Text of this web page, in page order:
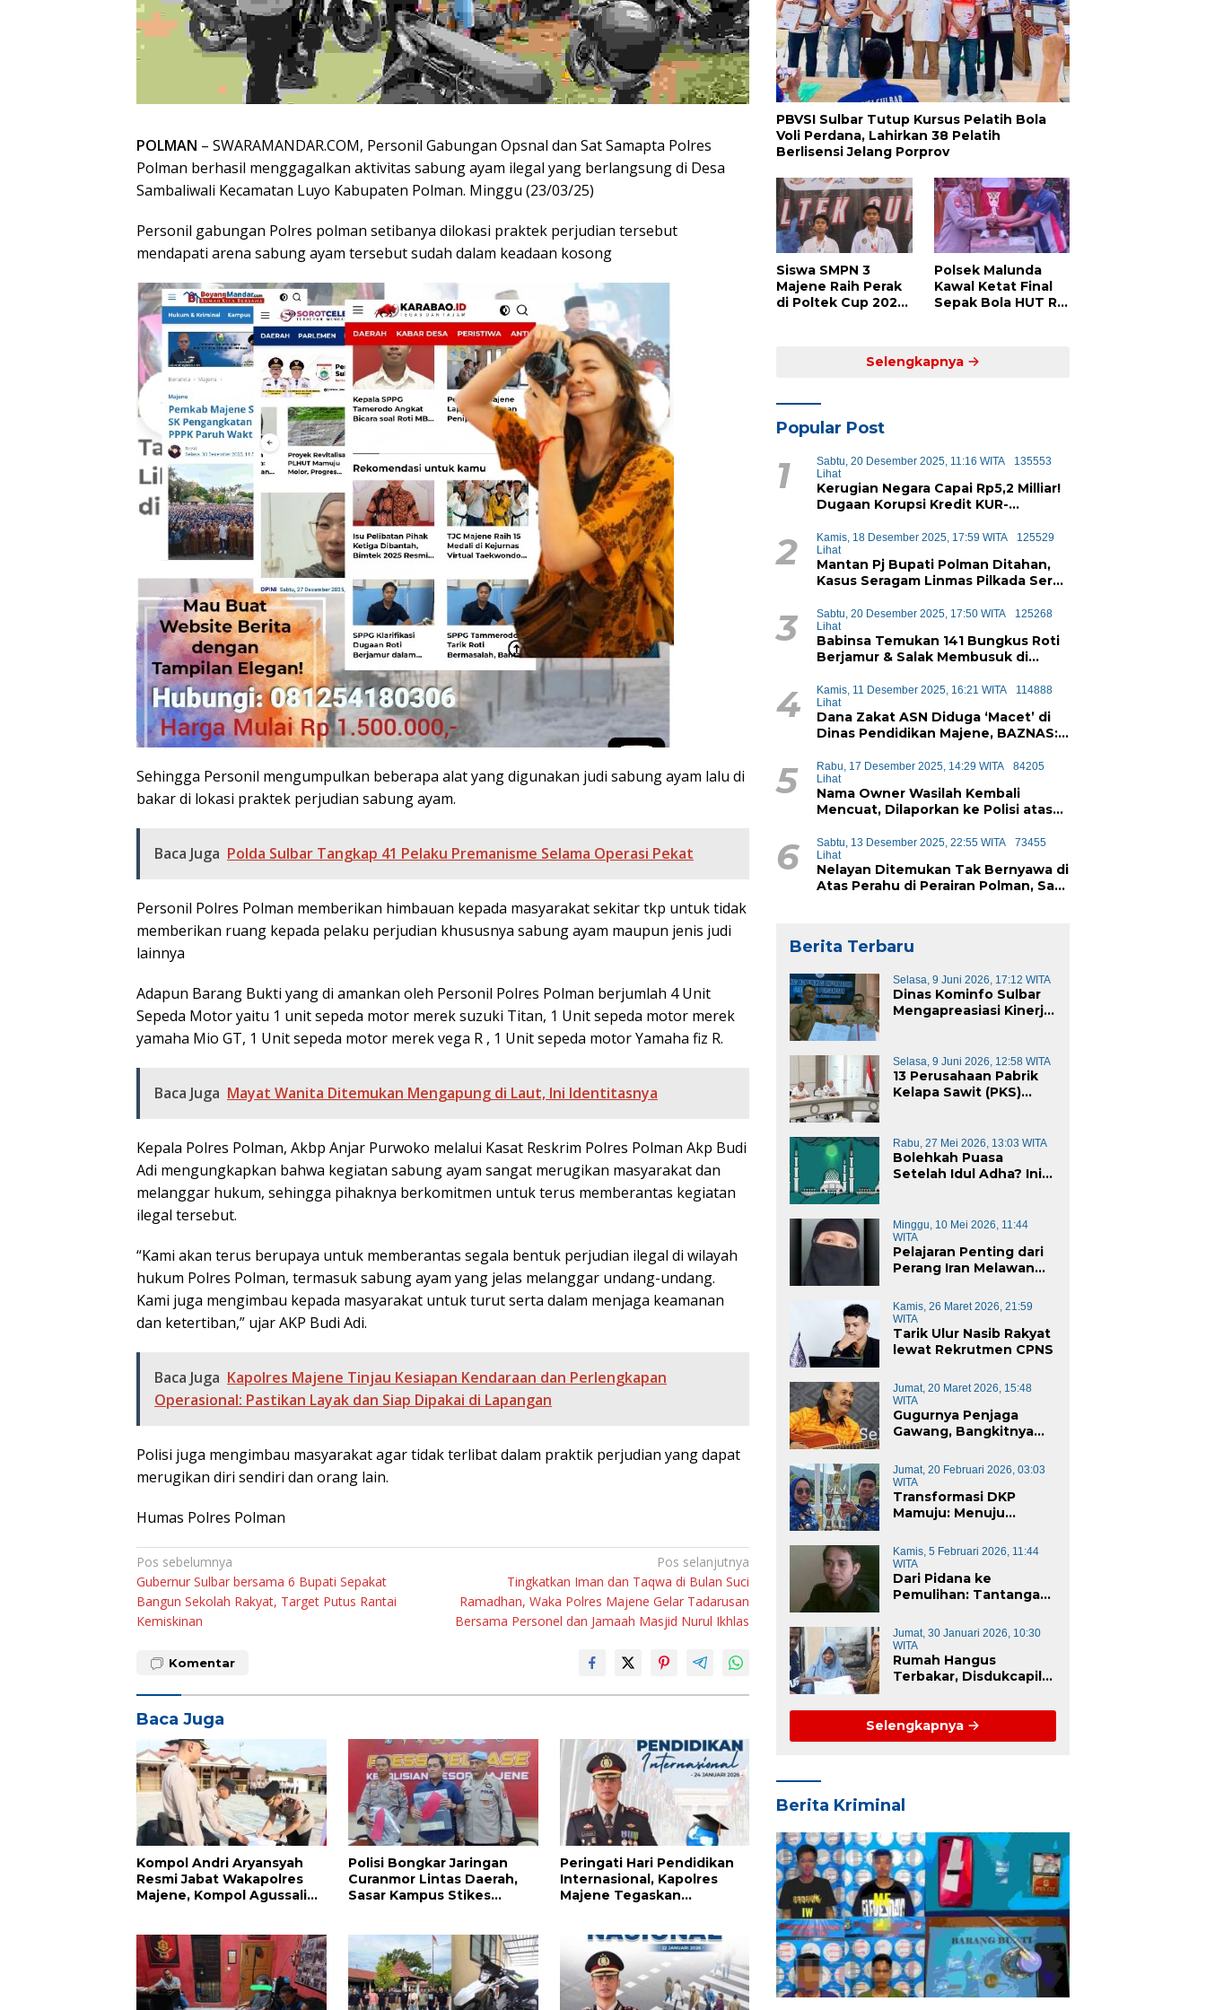
POLMAN – SWARAMANDAR.COM, Personil Gabungan Opsnal dan Sat Samapta Polres
Polman berhasil menggagalkan aktivitas sabung ayam ilegal yang berlangsung di Desa
Sambaliwali Kecamatan Luyo Kabupaten Polman. Minggu (23/03/25)
Personil gabungan Polres polman setibanya dilokasi praktek perjudian tersebut
mendapati arena sabung ayam tersebut sudah dalam keadaan kosong
Sehingga Personil mengumpulkan beberapa alat yang digunakan judi sabung ayam lalu di
bakar di lokasi praktek perjudian sabung ayam.
Baca Juga Polda Sulbar Tangkap 41 Pelaku Premanisme Selama Operasi Pekat
Personil Polres Polman memberikan himbauan kepada masyarakat sekitar tkp untuk tidak
memberikan ruang kepada pelaku perjudian khususnya sabung ayam maupun jenis judi
lainnya
Adapun Barang Bukti yang di amankan oleh Personil Polres Polman berjumlah 4 Unit
Sepeda Motor yaitu 1 unit sepeda motor merek suzuki Titan, 1 Unit sepeda motor merek
yamaha Mio GT, 1 Unit sepeda motor merek vega R , 1 Unit sepeda motor Yamaha fiz R.
Baca Juga Mayat Wanita Ditemukan Mengapung di Laut, Ini Identitasnya
Kepala Polres Polman, Akbp Anjar Purwoko melalui Kasat Reskrim Polres Polman Akp Budi
Adi mengungkapkan bahwa kegiatan sabung ayam sangat merugikan masyarakat dan
melanggar hukum, sehingga pihaknya berkomitmen untuk terus memberantas kegiatan
ilegal tersebut.
“Kami akan terus berupaya untuk memberantas segala bentuk perjudian ilegal di wilayah
hukum Polres Polman, termasuk sabung ayam yang jelas melanggar undang-undang.
Kami juga mengimbau kepada masyarakat untuk turut serta dalam menjaga keamanan
dan ketertiban,” ujar AKP Budi Adi.
Baca Juga Kapolres Majene Tinjau Kesiapan Kendaraan dan Perlengkapan
Operasional: Pastikan Layak dan Siap Dipakai di Lapangan
Polisi juga mengimbau masyarakat agar tidak terlibat dalam praktik perjudian yang dapat
merugikan diri sendiri dan orang lain.
Humas Polres Polman
Navigasi
pos
Pos sebelumnya
Gubernur Sulbar bersama 6 Bupati Sepakat
Bangun Sekolah Rakyat, Target Putus Rantai
Kemiskinan
Pos selanjutnya
Tingkatkan Iman dan Taqwa di Bulan Suci
Ramadhan, Waka Polres Majene Gelar Tadarusan
Bersama Personel dan Jamaah Masjid Nurul Ikhlas
Komentar
Baca Juga
Kompol Andri Aryansyah
Resmi Jabat Wakapolres
Majene, Kompol Agussalim
Polisi Bongkar Jaringan
Curanmor Lintas Daerah,
Sasar Kampus Stikes
Peringati Hari Pendidikan
Internasional, Kapolres
Majene Tegaskan
PBVSI Sulbar Tutup Kursus Pelatih Bola
Voli Perdana, Lahirkan 38 Pelatih
Berlisensi Jelang Porprov
Siswa SMPN 3
Majene Raih Perak
di Poltek Cup 2025,
Polsek Malunda
Kawal Ketat Final
Sepak Bola HUT RI
Penalti
Selengkapnya
Popular Post
1 Sabtu, 20 Desember 2025, 11:16 WITA
135553
Lihat
Kerugian Negara Capai Rp5,2 Milliar!
Dugaan Korupsi Kredit KUR-
2 Kamis, 18 Desember 2025, 17:59 WITA
125529
Lihat
Mantan Pj Bupati Polman Ditahan,
Kasus Seragam Linmas Pilkada Seret
3 Sabtu, 20 Desember 2025, 17:50 WITA
125268
Lihat
Babinsa Temukan 141 Bungkus Roti
Berjamur & Salak Membusuk di
Didistribusikan ke Siswa
4 Kamis, 11 Desember 2025, 16:21 WITA
114888
Lihat
Dana Zakat ASN Diduga ‘Macet’ di
Dinas Pendidikan Majene, BAZNAS:
Masuk
5 Rabu, 17 Desember 2025, 14:29 WITA
84205
Lihat
Nama Owner Wasilah Kembali
Mencuat, Dilaporkan ke Polisi atas
6 Sabtu, 13 Desember 2025, 22:55 WITA
73455
Lihat
Nelayan Ditemukan Tak Bernyawa di
Atas Perahu di Perairan Polman, Sat
Berita Terbaru
Selasa, 9 Juni 2026, 17:12 WITA
Dinas Kominfo Sulbar
Mengapreasiasi Kinerja
Selasa, 9 Juni 2026, 12:58 WITA
13 Perusahaan Pabrik
Kelapa Sawit (PKS)
Panggil Gubernur
Sulbar
Rabu, 27 Mei 2026, 13:03 WITA
Bolehkah Puasa
Setelah Idul Adha? Ini
Minggu, 10 Mei 2026, 11:44
WITA
Pelajaran Penting dari
Perang Iran Melawan
Kamis, 26 Maret 2026, 21:59
WITA
Tarik Ulur Nasib Rakyat
lewat Rekrutmen CPNS
Jumat, 20 Maret 2026, 15:48
WITA
Gugurnya Penjaga
Gawang, Bangkitnya
Jumat, 20 Februari 2026, 03:03
WITA
Transformasi DKP
Mamuju: Menuju
Berkelanjutan untuk
Mewujudkan “Mamuju
Keren”
Kamis, 5 Februari 2026, 11:44
WITA
Dari Pidana ke
Pemulihan: Tantangan
Kecamatan di Era KUHP
Baru
Jumat, 30 Januari 2026, 10:30
WITA
Rumah Hangus
Terbakar, Disdukcapil
Langsung Lapangan
Pulihkan Dokumen
Korban
Selengkapnya
Berita Kriminal